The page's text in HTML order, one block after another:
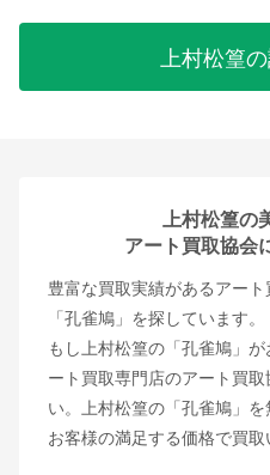
上村松篁
上村松篁の
アート買取協会
豊富な買取実績があるアー
「孔雀鳩」を探しています。
もし上村松篁の「孔雀鳩」
ート買取専門店のアート買
い。上村松篁の「孔雀鳩」を
お客様の満足する価格で買取